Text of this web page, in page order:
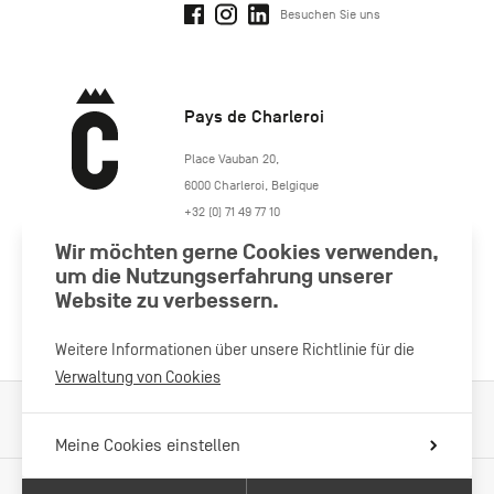
Besuchen Sie uns
Pays de Charleroi
https://www.paysdecharleroi.be/
Place Vauban 20,
6000 Charleroi, Belgique
+32 (0) 71 49 77 10
Besuchen Sie uns
Wir möchten gerne Cookies verwenden,
um die Nutzungserfahrung unserer
Website zu verbessern.
Weitere Informationen über unsere Richtlinie für die
Verwaltung von Cookies
Meine Cookies einstellen